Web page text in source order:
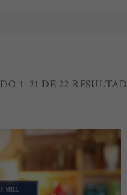
1–21 DE 22